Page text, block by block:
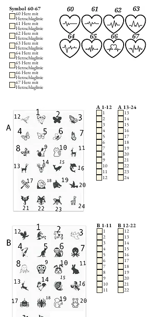
Symbol 60-67
60 Herz mit
Herzschlaglinie
61 Herz mit
Herzschlaglinie
62 Herz mit
Herzschlaglinie
63 Herz mit
Herzschlaglinie
64 Herz mit
Herzschlaglinie
65 Herz mit
Herzschlaglinie
66 Herz mit
Herzschlaglinie
67 Herz mit
Herzschlaglinie
A 1-12
1
2
3
4
5
6
7
8
9
10
11
12
A 13-24
13
14
15
16
17
18
19
20
21
22
23
24
B 1-11
1
2
3
4
5
6
7
8
9
10
11
B 12-22
12
13
14
15
16
17
18
19
20
21
22